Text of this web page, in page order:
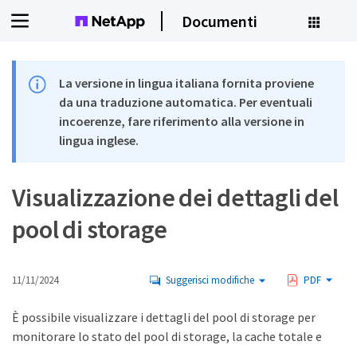
Documenti
La versione in lingua italiana fornita proviene
da una traduzione automatica. Per eventuali
incoerenze, fare riferimento alla versione in
lingua inglese.
Visualizzazione dei dettagli del
pool di storage
11/11/2024 Suggerisci modifiche PDF
È possibile visualizzare i dettagli del pool di storage per
monitorare lo stato del pool di storage, la cache totale e